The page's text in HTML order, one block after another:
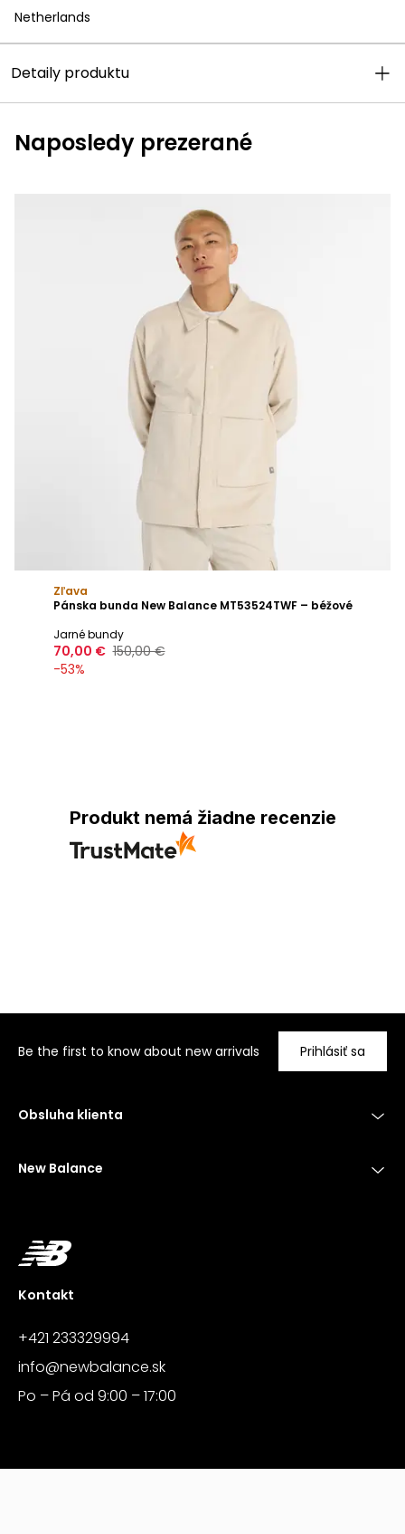
Netherlands
Detaily produktu
Naposledy prezerané
Zľava
Pánska bunda New Balance MT53524TWF – béžové
Jarné bundy
70,00 € 150,00 €
-53%
Produkt nemá žiadne recenzie
Be the first to know about new arrivals Prihlásiť sa
Obsluha klienta
New Balance
Kontakt
+421 233329994
info@newbalance.sk
Po – Pá od 9:00 – 17:00